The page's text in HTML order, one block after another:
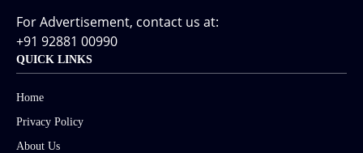
For Advertisement, contact us at:
+91 92881 00990
QUICK LINKS
Home
Privacy Policy
About Us